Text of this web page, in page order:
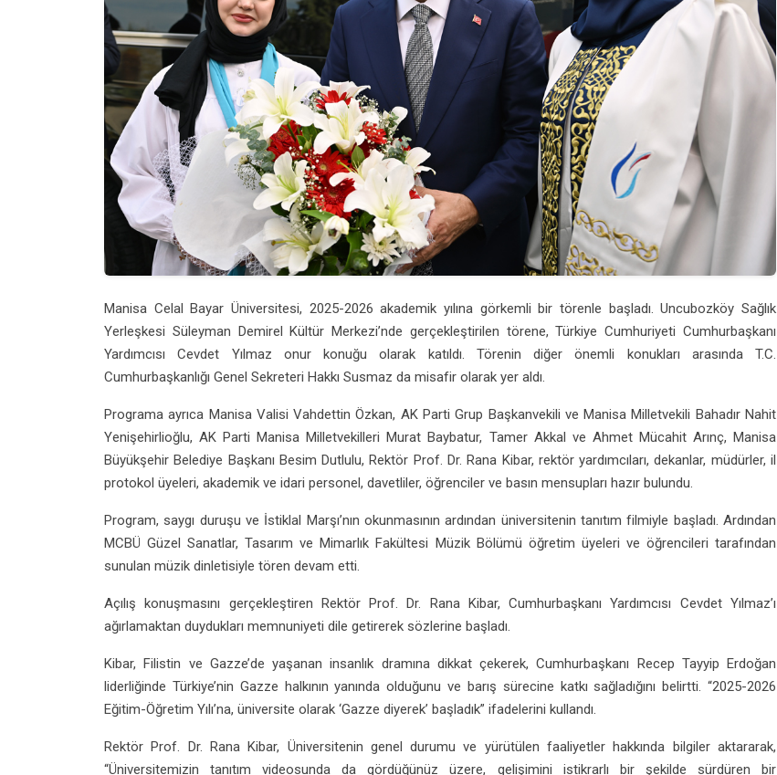
Manisa Celal Bayar Üniversitesi, 2025-2026 akademik yılına görkemli bir törenle başladı. Uncubozköy Sağlık
Yerleşkesi Süleyman Demirel Kültür Merkezi’nde gerçekleştirilen törene, Türkiye Cumhuriyeti Cumhurbaşkanı
Yardımcısı Cevdet Yılmaz onur konuğu olarak katıldı. Törenin diğer önemli konukları arasında T.C.
Cumhurbaşkanlığı Genel Sekreteri Hakkı Susmaz da misafir olarak yer aldı.
Programa ayrıca Manisa Valisi Vahdettin Özkan, AK Parti Grup Başkanvekili ve Manisa Milletvekili Bahadır Nahit
Yenişehirlioğlu, AK Parti Manisa Milletvekilleri Murat Baybatur, Tamer Akkal ve Ahmet Mücahit Arınç, Manisa
Büyükşehir Belediye Başkanı Besim Dutlulu, Rektör Prof. Dr. Rana Kibar, rektör yardımcıları, dekanlar, müdürler, il
protokol üyeleri, akademik ve idari personel, davetliler, öğrenciler ve basın mensupları hazır bulundu.
Program, saygı duruşu ve İstiklal Marşı’nın okunmasının ardından üniversitenin tanıtım filmiyle başladı. Ardından
MCBÜ Güzel Sanatlar, Tasarım ve Mimarlık Fakültesi Müzik Bölümü öğretim üyeleri ve öğrencileri tarafından
sunulan müzik dinletisiyle tören devam etti.
Açılış konuşmasını gerçekleştiren Rektör Prof. Dr. Rana Kibar, Cumhurbaşkanı Yardımcısı Cevdet Yılmaz’ı
ağırlamaktan duydukları memnuniyeti dile getirerek sözlerine başladı.
Kibar, Filistin ve Gazze’de yaşanan insanlık dramına dikkat çekerek, Cumhurbaşkanı Recep Tayyip Erdoğan
liderliğinde Türkiye’nin Gazze halkının yanında olduğunu ve barış sürecine katkı sağladığını belirtti. “2025-2026
Eğitim-Öğretim Yılı’na, üniversite olarak ‘Gazze diyerek’ başladık” ifadelerini kullandı.
Rektör Prof. Dr. Rana Kibar, Üniversitenin genel durumu ve yürütülen faaliyetler hakkında bilgiler aktararak,
“Üniversitemizin tanıtım videosunda da gördüğünüz üzere, gelişimini istikrarlı bir şekilde sürdüren bir